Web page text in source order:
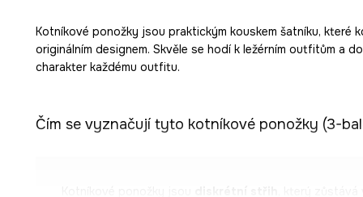
Kotníkové ponožky jsou praktickým kouskem šatníku, které
originálním designem. Skvěle se hodí k ležérním outfitům a
charakter každému outfitu.
Čím se vyznačují tyto kotníkové ponožky (3-